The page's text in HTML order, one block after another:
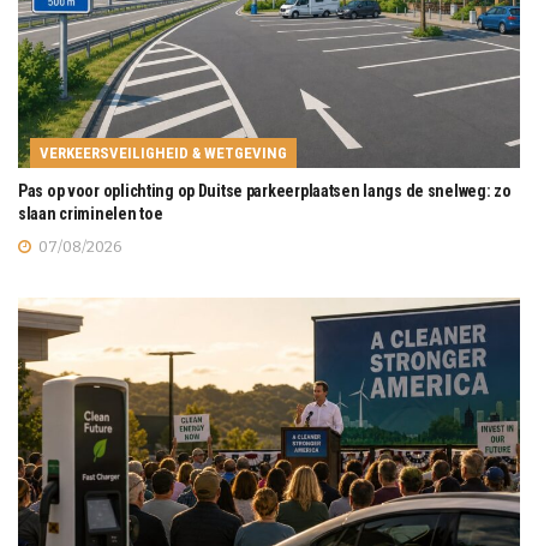
VERKEERSVEILIGHEID & WETGEVING
Pas op voor oplichting op Duitse parkeerplaatsen langs de snelweg: zo
slaan criminelen toe
07/08/2026